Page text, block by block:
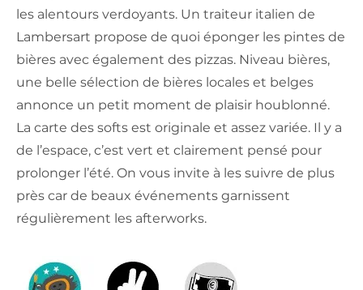
les alentours verdoyants. Un traiteur italien de
Lambersart propose de quoi éponger les pintes de
bières avec également des pizzas. Niveau bières,
une belle sélection de bières locales et belges
annonce un petit moment de plaisir houblonné.
La carte des softs est originale et assez variée. Il y a
de l’espace, c’est vert et clairement pensé pour
prolonger l’été. On vous invite à les suivre de plus
près car de beaux événements garnissent
régulièrement les afterworks.